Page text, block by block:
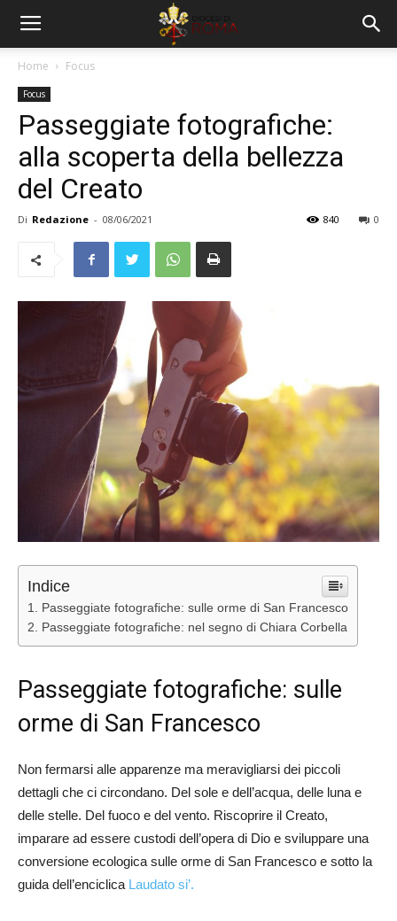
Home Focus
Focus
Passeggiate fotografiche:
alla scoperta della bellezza
del Creato
Di Redazione - 08/06/2021 0
840
Indice
Passeggiate fotografiche: sulle orme di San Francesco
Passeggiate fotografiche: nel segno di Chiara Corbella
Passeggiate fotografiche: sulle
orme di San Francesco
Non fermarsi alle apparenze ma meravigliarsi dei piccoli
dettagli che ci circondano. Del sole e dell’acqua, delle luna e
delle stelle. Del fuoco e del vento. Riscoprire il Creato,
imparare ad essere custodi dell’opera di Dio e sviluppare una
conversione ecologica sulle orme di San Francesco e sotto la
guida dell’enciclica Laudato si’.